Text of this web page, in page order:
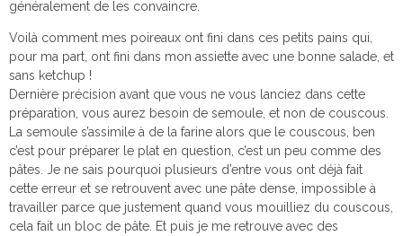
généralement de les convaincre.
Voilà comment mes poireaux ont fini dans ces petits pains qui,
pour ma part, ont fini dans mon assiette avec une bonne salade, et
sans ketchup !
Dernière précision avant que vous ne vous lanciez dans cette
préparation, vous aurez besoin de semoule, et non de couscous.
La semoule s’assimile à de la farine alors que le couscous, ben
c’est pour préparer le plat en question, c’est un peu comme des
pâtes. Je ne sais pourquoi plusieurs d’entre vous ont déjà fait
cette erreur et se retrouvent avec une pâte dense, impossible à
travailler parce que justement quand vous mouilliez du couscous,
cela fait un bloc de pâte. Et puis je me retrouve avec des